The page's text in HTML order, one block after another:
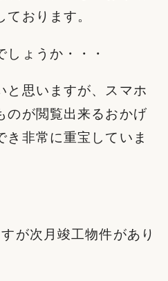
おります。
ょうか・・・
と思いますが、スマホ
のが閲覧出来るおかげ
き非常に重宝していま
が次月竣工物件があり